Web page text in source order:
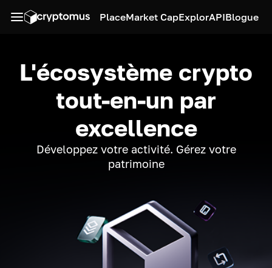
PlaceMarket CapExplorAPIBlogue
L'écosystème crypto
tout-en-un par
excellence
Développez votre activité. Gérez votre
patrimoine